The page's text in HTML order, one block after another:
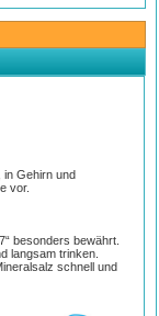
Gehirn und
vor.
besonders bewährt.
langsam trinken.
schnell und